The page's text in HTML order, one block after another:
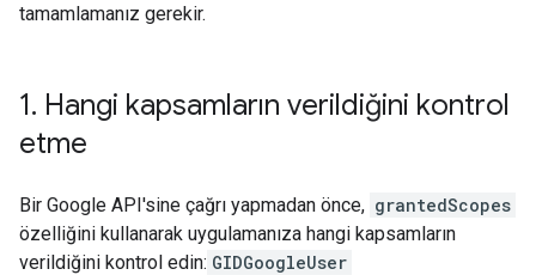
tamamlamanız gerekir.
1. Hangi kapsamların verildiğini kontrol
etme
Bir Google API'sine çağrı yapmadan önce, grantedScopes
özelliğini kullanarak uygulamanıza hangi kapsamların
verildiğini kontrol edin: GIDGoogleUser